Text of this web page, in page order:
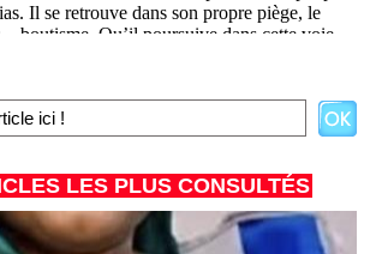
LES PLUS CONSULTÉS